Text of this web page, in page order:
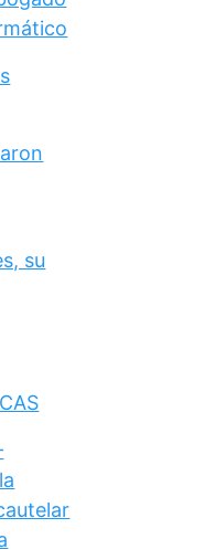
su